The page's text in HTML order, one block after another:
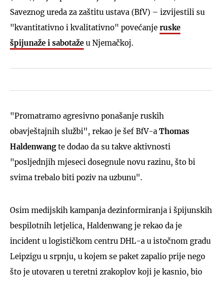
Saveznog ureda za zaštitu ustava (BfV) – izvijestili su
"kvantitativno i kvalitativno" povećanje ruske
špijunaže i sabotaže u Njemačkoj.
"Promatramo agresivno ponašanje ruskih
obavještajnih službi", rekao je šef BfV-a Thomas
Haldenwangte dodao da su takve aktivnosti
"posljednjih mjeseci dosegnule novu razinu, što bi
svima trebalo biti poziv na uzbunu".
Osim medijskih kampanja dezinformiranja i špijunskih
bespilotnih letjelica, Haldenwang je rekao da je
incident u logističkom centru DHL-a u istočnom gradu
Leipzigu u srpnju, u kojem se paket zapalio prije nego
što je utovaren u teretni zrakoplov koji je kasnio, bio